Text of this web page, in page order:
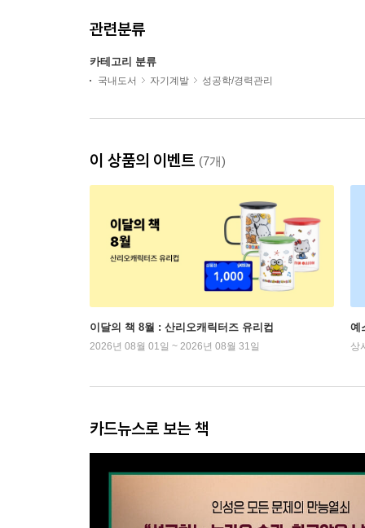
관련분류
카테고리 분류
국내도서 자기계발 성공학/경력관리
이 상품의 이벤트 (7개)
이달의 책 8월 : 산리오캐릭터즈 유리컵
2026년 08월 01일 ~ 2026년 08월 31일
예
상
카드뉴스로 보는 책